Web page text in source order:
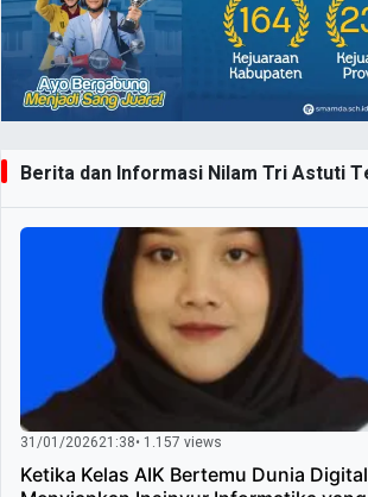
Berita dan Informasi Nilam Tri Astuti
31/01/202621:38• 1.157 views
Ketika Kelas AIK Bertemu Dunia